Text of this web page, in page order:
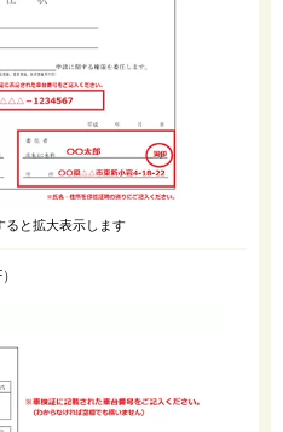
ると拡大表示します